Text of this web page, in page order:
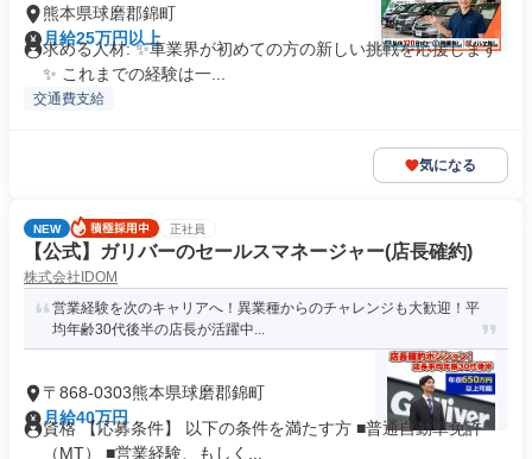
熊本県球磨郡錦町
月給25万円以上
求める人材: ✨️車業界が初めての方の新しい挑戦を応援します
✨️ これまでの経験は一...
交通費支給
気になる
NEW 正社員
【公式】ガリバーのセールスマネージャー(店長確約)
株式会社IDOM
営業経験を次のキャリアへ！異業種からのチャレンジも大歓迎！平
均年齢30代後半の店長が活躍中...
〒868-0303熊本県球磨郡錦町
月給40万円
資格 【応募条件】 以下の条件を満たす方 ■普通自動車免許
（MT） ■営業経験、もしく...